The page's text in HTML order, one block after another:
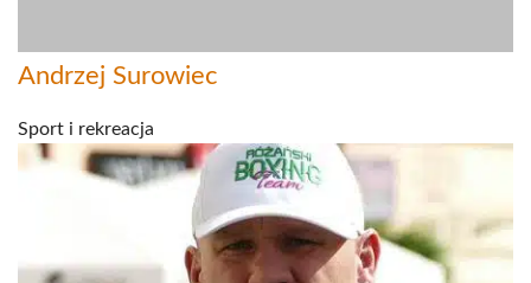
Andrzej Surowiec
Sport i rekreacja